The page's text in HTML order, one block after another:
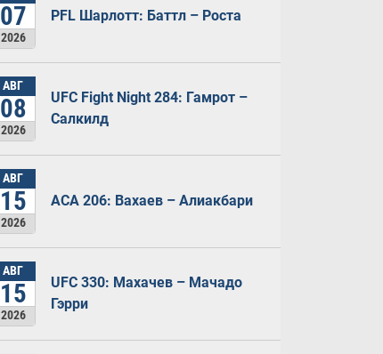
07
2026
PFL Шарлотт: Баттл – Роста
АВГ
08
2026
UFC Fight Night 284: Гамрот –
Салкилд
АВГ
15
2026
ACA 206: Вахаев – Алиакбари
АВГ
15
2026
UFC 330: Махачев – Мачадо
Гэрри